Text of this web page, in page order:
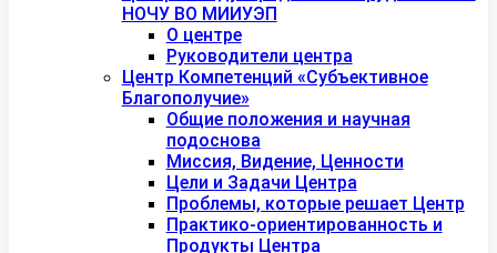
НОЧУ ВО МИИУЭП
О центре
Руководители центра
Центр Компетенций «Субъективное
Благополучие»
Общие положения и научная
подоснова
Миссия, Видение, Ценности
Цели и Задачи Центра
Проблемы, которые решает Центр
Практико-ориентированность и
Продукты Центра